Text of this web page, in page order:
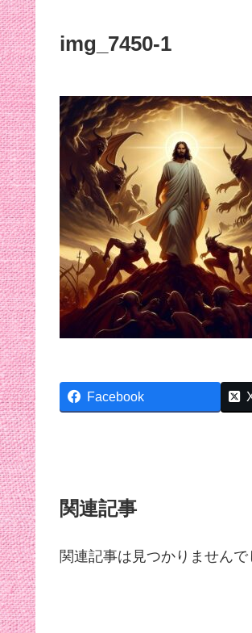
img_7450-1
Facebook
関連記事
関連記事は見つかりませんで